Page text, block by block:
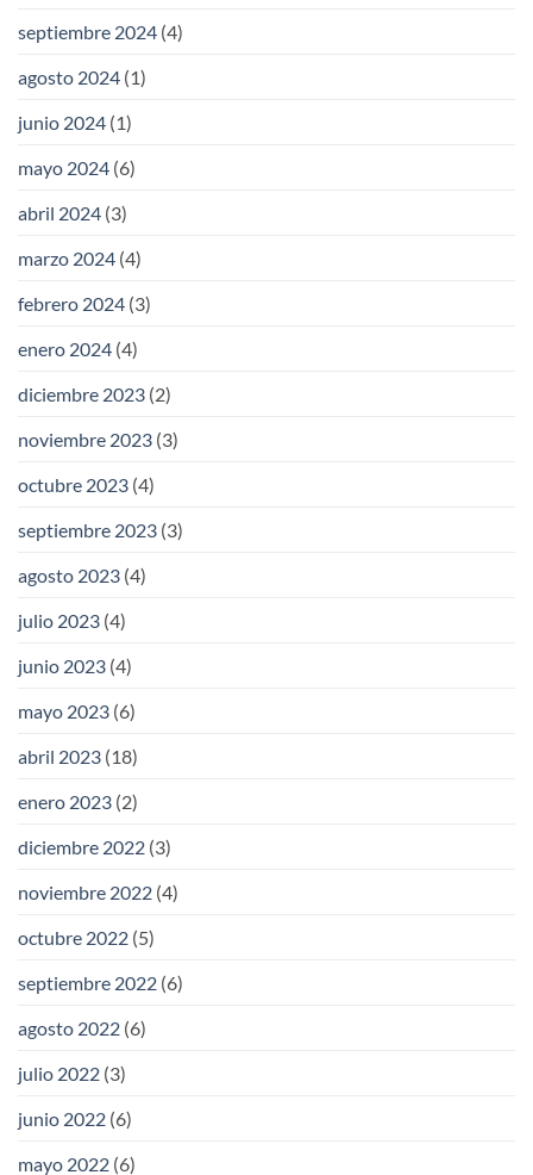
septiembre 2024 (4)
agosto 2024 (1)
junio 2024 (1)
mayo 2024 (6)
abril 2024 (3)
marzo 2024 (4)
febrero 2024 (3)
enero 2024 (4)
diciembre 2023 (2)
noviembre 2023 (3)
octubre 2023 (4)
septiembre 2023 (3)
agosto 2023 (4)
julio 2023 (4)
junio 2023 (4)
mayo 2023 (6)
abril 2023 (18)
enero 2023 (2)
diciembre 2022 (3)
noviembre 2022 (4)
octubre 2022 (5)
septiembre 2022 (6)
agosto 2022 (6)
julio 2022 (3)
junio 2022 (6)
mayo 2022 (6)